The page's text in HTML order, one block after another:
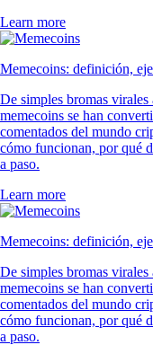
Learn more
Memecoins: definición,
De simples bromas
memecoins se han
comentados del mundo
cómo funcionan, por qué
a paso.
Learn more
Memecoins: definición,
De simples bromas
memecoins se han
comentados del mundo
cómo funcionan, por qué
a paso.